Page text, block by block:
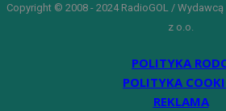
Copyright © 2008 - 2024 RadioGOL /
z o.o.
POLITYKA
POLITYKA
REKLAMA